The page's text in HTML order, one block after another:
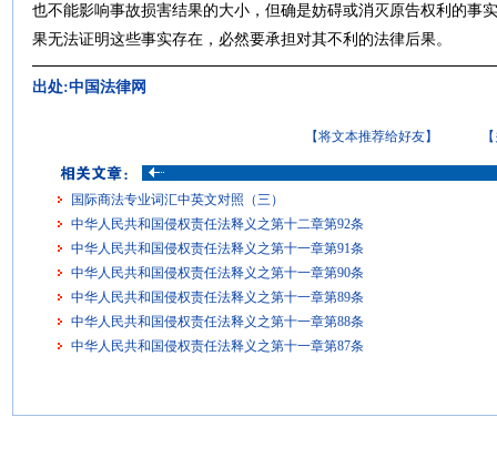
也不能影响事故损害结果的大小，但确是妨碍或消灭原告权利的事
果无法证明这些事实存在，必然要承担对其不利的法律后果。
出处:中国法律网
【将文本推荐给好友】
国际商法专业词汇中英文对照（三）
中华人民共和国侵权责任法释义之第十二章第92条
中华人民共和国侵权责任法释义之第十一章第91条
中华人民共和国侵权责任法释义之第十一章第90条
中华人民共和国侵权责任法释义之第十一章第89条
中华人民共和国侵权责任法释义之第十一章第88条
中华人民共和国侵权责任法释义之第十一章第87条